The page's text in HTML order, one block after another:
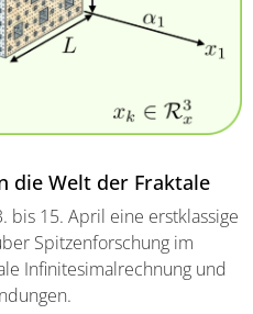
die Welt der Fraktale
bis 15. April eine erstklassige
Spitzenforschung im
Infinitesimalrechnung und